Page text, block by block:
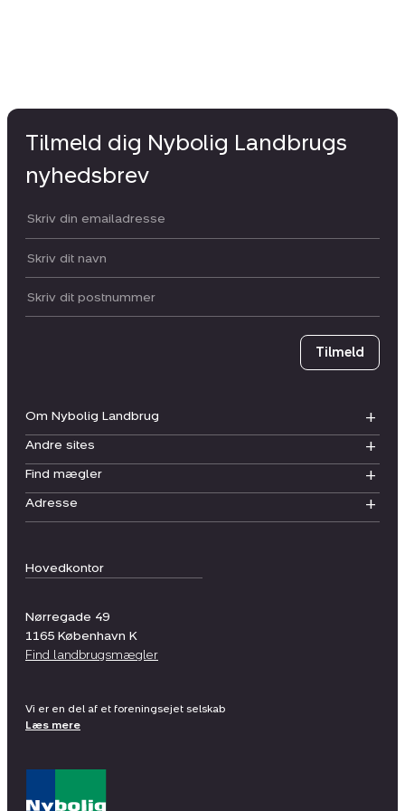
Hovedkontor
Nørregade 49
1165 København K
Find landbrugsmægler
Om Nybolig Landbrug
Andre sites
Find mægler
Adresse
Tilmeld dig Nybolig Landbrugs
nyhedsbrev
Din email:
Dit navn:
Postnummer
Tilmeld
Vi er en del af et foreningsejet selskab
Læs mere